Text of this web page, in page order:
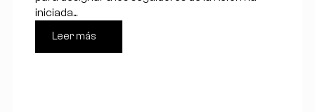
iniciada...
Leer más